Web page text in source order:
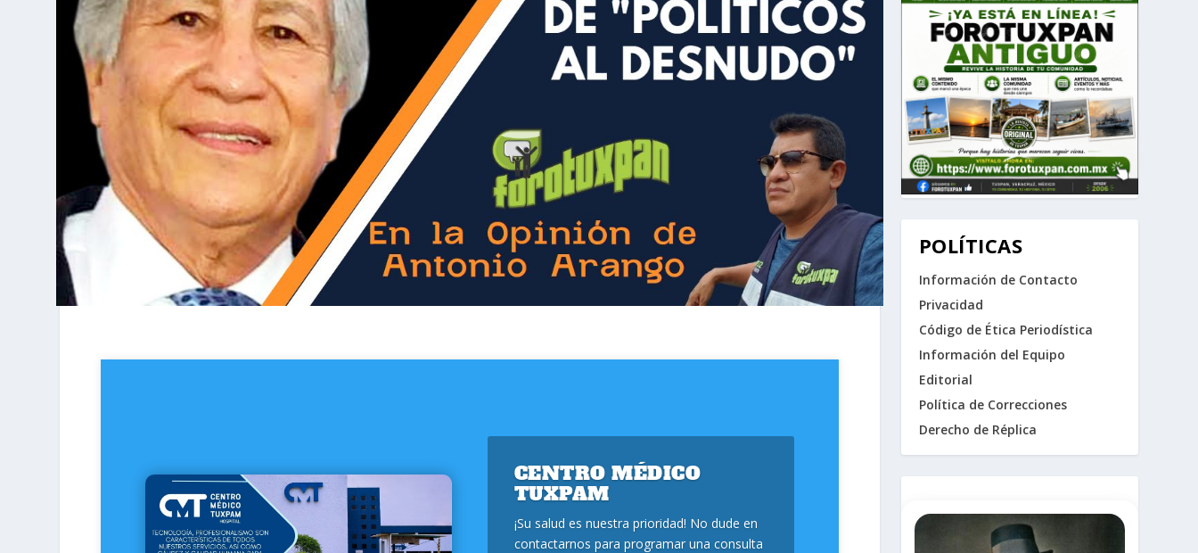
CENTRO MÉDICO
TUXPAM
¡Su salud es nuestra prioridad! No dude en
contactarnos para programar una consulta
POLÍTICAS
Información de Contacto
Privacidad
Código de Ética Periodística
Información del Equipo
Editorial
Política de Correcciones
Derecho de Réplica